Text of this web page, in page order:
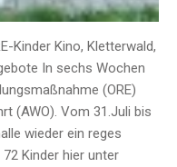
Kinder Kino, Kletterwald,
In sechs Wochen
(ORE)
(AWO). Vom 31.Juli bis
wieder ein reges
Kinder hier unter